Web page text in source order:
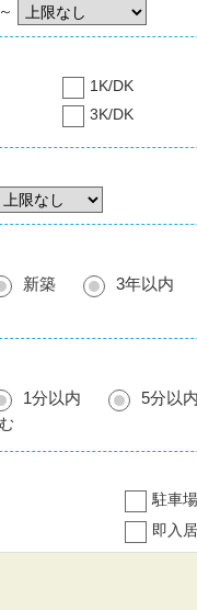
～
1K/DK
3K/DK
新築 3年以内
1分以内 5分以内
駐車
即入